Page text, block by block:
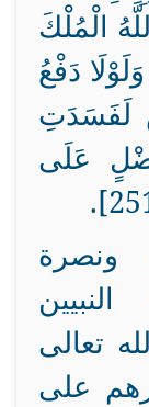
الْمُلْكَ
دَفْعُ
لَفَسَدَتِ
عَلَى
ونصرة
تعالى
على